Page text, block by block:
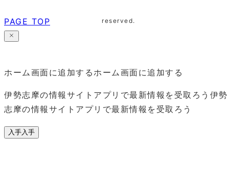
reserved.
PAGE TOP
ホーム画面に追加するホーム画面に追加する
伊勢志摩の情報サイトアプリで最新情報を受取ろう 伊勢
志摩の情報サイトアプリで最新情報を受取ろう
入手入手